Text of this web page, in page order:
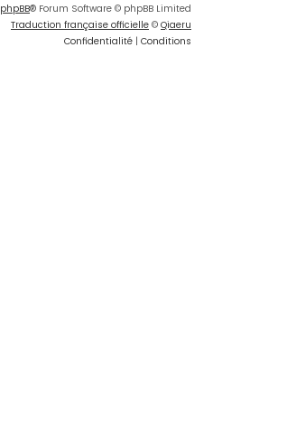
phpBB® Forum Software © phpBB Limited
Traduction française officielle © Qiaeru
Confidentialité | Conditions